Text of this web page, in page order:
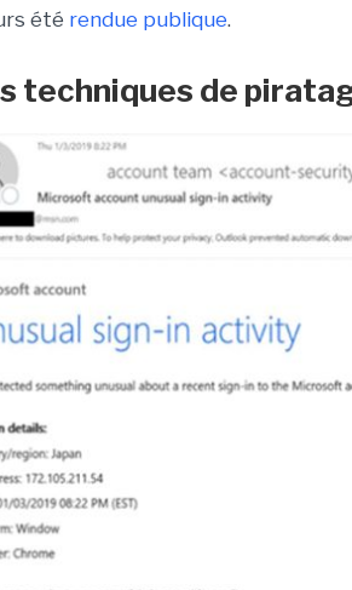
été rendue publique.
techniques de